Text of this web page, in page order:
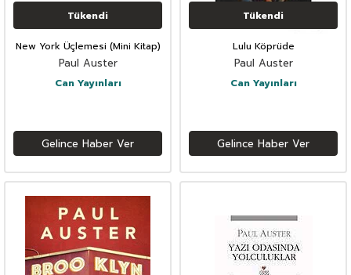
Tükendi
New York Üçlemesi (Mini Kitap)
Paul Auster
Can Yayınları
Gelince Haber Ver
Tükendi
Lulu Köprüde
Paul Auster
Can Yayınları
Gelince Haber Ver